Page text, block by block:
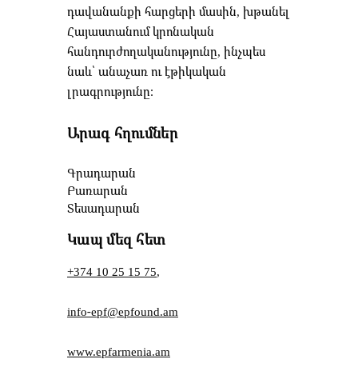
դավանանքի հարցերի մասին, խթանել
Հայաստանում կրոնական
հանդուրժողականությունը, ինչպես
նաև՝ անաչառ ու էթիկական
լրագրությունը։
Արագ հղումներ
Գրադարան
Բառարան
Տեսադարան
Կապ մեզ հետ
+374 10 25 15 75,
info-epf@epfound.am
www.epfarmenia.am